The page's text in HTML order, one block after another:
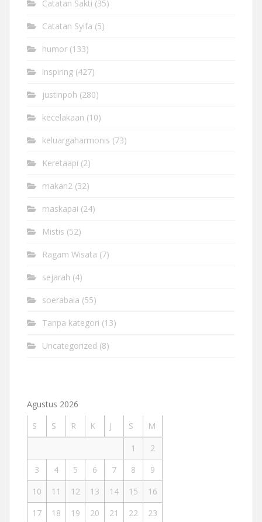
Catatan Sakti (35)
Catatan Syifa (5)
humor (133)
inspiring (427)
justinpoh (280)
kecelakaan (10)
keluargaharmonis (73)
Keretaapi (2)
makan2 (32)
maskapai (24)
Mistis (52)
Ragam Wisata (7)
sejarah (4)
soerabaia (55)
Tanpa kategori (13)
Uncategorized (8)
Agustus 2026
S
S R K J S
M
1
2
3
4 5 6 7 8
9
10
11 12 13 14 15
16
17
18 19 20 21 22
23